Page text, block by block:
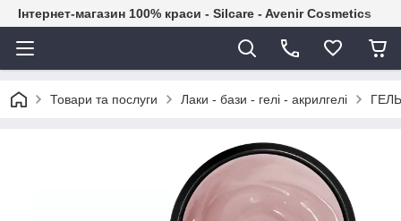
Інтернет-магазин 100% краси - Silcare - Avenir Cosmetics
Товари та послуги Лаки - бази - гелі - акрилгелі